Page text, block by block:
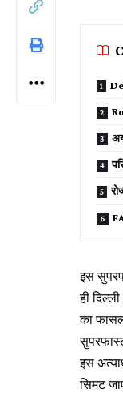
इस
ही
का
इस
सिमट